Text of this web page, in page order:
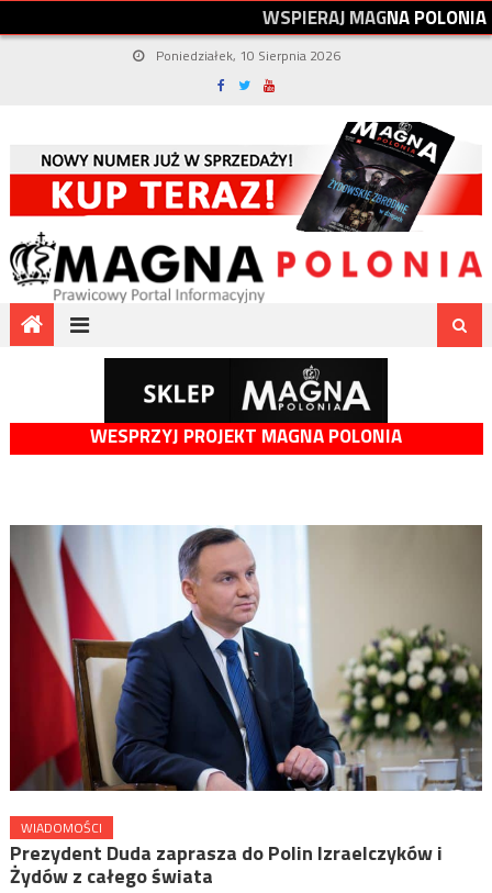
WSPIERAJMAGNAPOLONIA
Poniedziałek, 10 Sierpnia 2026
WESPRZYJ PROJEKT MAGNA POLONIA
WIADOMOŚCI
Prezydent Duda zaprasza do Polin Izraelczyków i
Żydów z całego świata